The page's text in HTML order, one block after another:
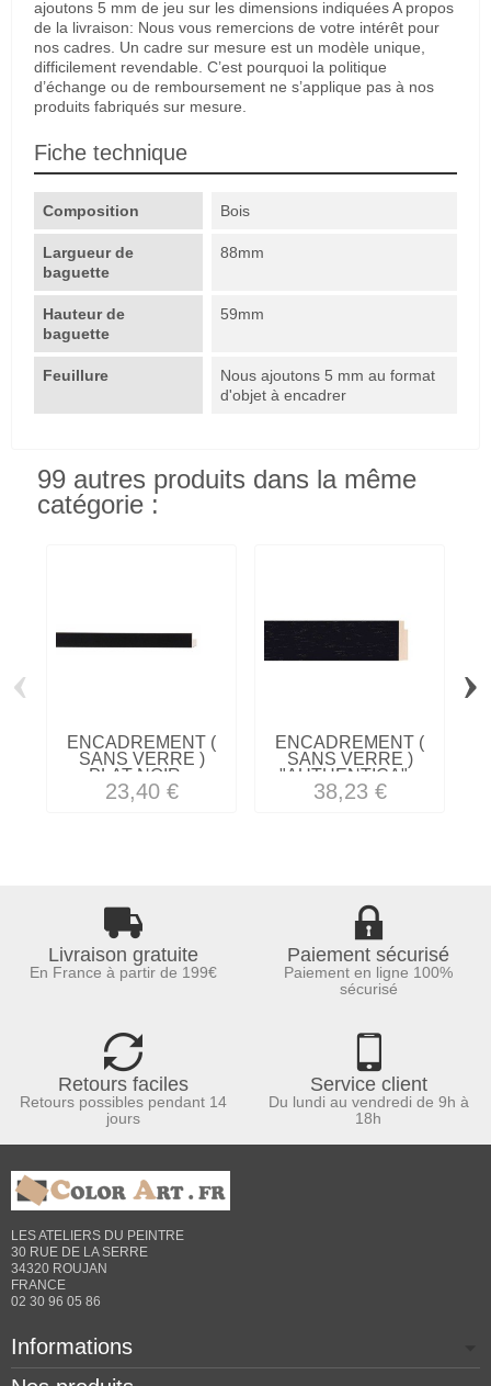
ajoutons 5 mm de jeu sur les dimensions indiquées A propos
de la livraison: Nous vous remercions de votre intérêt pour
nos cadres. Un cadre sur mesure est un modèle unique,
difficilement revendable. C’est pourquoi la politique
d’échange ou de remboursement ne s’applique pas à nos
produits fabriqués sur mesure.
Fiche technique
Composition Bois
Largueur de
baguette
88mm
Hauteur de
baguette
59mm
Feuillure
Nous ajoutons 5 mm au format
d'objet à encadrer
99 autres produits dans la même
catégorie :
ENCADREMENT (
SANS VERRE )
PLAT NOIR...
23,40 €
ENCADREMENT (
SANS VERRE )
"AUTHENTICA"...
38,23 €
‹ ›
Livraison gratuite
En France à partir de 199€
Paiement sécurisé
Paiement en ligne 100%
sécurisé
Retours faciles
Retours possibles pendant 14
jours
Service client
Du lundi au vendredi de 9h à
18h
LES ATELIERS DU PEINTRE
30 RUE DE LA SERRE
34320 ROUJAN
FRANCE
02 30 96 05 86
Informations